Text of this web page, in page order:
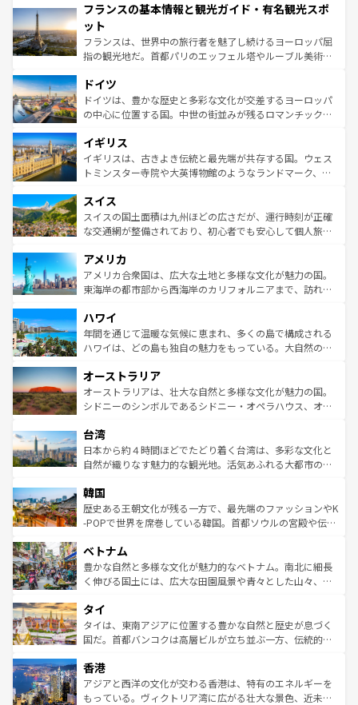
ませてくれるイタリアで、忘れられない旅をしてみよう！
なお、新着のイタリア情報は
しい。
文化が根付くこの国では、情熱的なフラメンコ、熱気あふ
れる闘牛、そして美味しいタパスが生活の一部となってい
る。首都マドリードの洗練された雰囲気や、バルセロナの
アートに溢れた街角から、地方では古代ローマ遺跡や中世
せる。地方によって風土や気候が異なるスペインはその個
性で訪れる人を魅了する。 なお、新着のスペイン情報は コ
ンテンツ一覧を参照してほしい。
フランスの基本情報と観光ガイド・有名観光スポ
ット
フランスは、世界中の旅行者を魅了し続けるヨーロッパ屈
指の観光地だ。首都パリのエッフェル塔やルーブル美術館
で、幅広い魅力が詰まっている。華麗な宮殿、歴史的な大
聖堂、美しいビーチ、そして豊かな自然が、訪れる者を心
から魅了する。また、フランスは美食の国としても知ら
いる。シャンパンの発祥地であるランス、プロヴァンスの
香り高いラベンダー畑など、多彩な楽しみ方が可能だ。さ
らに、パリ以外の地域にも魅力が溢れており、どの街角に
れる地方に足を運ぶとそれぞれで全く異なる文化を体験で
きるだろう。 なお、新着のフランス情報はコンテンツ一覧
を参照してほしい。
ドイツ
ドイツは、豊かな歴史と多彩な文化が交差するヨーロッパ
の中心に位置する国。中世の街並みが残るロマンチック街
顔を持つこの国は、どこを歩いても飽きることがない。ベ
ルリンの文化的活気、バイエルン州のアルプスの絶景、そ
してライン川沿いのワイン畑といった風景は必見。ビール
は、お酒好きな人にはぜひ体験してほしい。 なお、新着の
ドイツ情報はコンテンツ一覧を参照してほしい。
イギリス
イギリスは、古きよき伝統と最先端が共存する国。ウェス
トミンスター寺院や大英博物館のようなランドマーク、歴
リアごとに異なる魅力がある。また、優雅なアフタヌーン
ティー、ビール好きにはたまらない英国パブ、サッカー観
戦など、本場だからこそできる体験も豊富。イギリスを旅
ンツ一覧を参照してほしい。
スイス
スイスの国土面積は九州ほどの広さだが、運行時刻が正確
な交通網が整備されており、初心者でも安心して個人旅行
の建物がそのまま残る町や、スイスならではのユニークな
博物館もあり、アルプス観光だけでなく町歩きも満喫する
ことができる。国民の所得が高いため物価も高いが、旅行
ば市内交通費無料で観光を楽しむこともできる。 なお、新
着のスイス情報はコンテンツ一覧 を参照してほしい。
アメリカ
アメリカ合衆国は、広大な土地と多様な文化が魅力の国。
東海岸の都市部から西海岸のカリフォルニアまで、訪れる
のような巨大都市は、観光、ショッピング、エンターテイ
ンメントが詰まった刺激的なスポットだ。一方、アメリカ
西部には大自然が広がり、グランドキャニオンやイエロー
部のニューオーリンズでは、音楽と美食が融合した独特の
文化が魅力。旅行者はアメリカの各地域で異なる魅力を楽
しみながら、その多様性と豊かな歴史を感じることができ
ならではの贅沢な旅のスタイルだ。 なお、新着のアメリカ
情報はコンテンツ一覧を参照してほしい。
ハワイ
年間を通じて温暖な気候に恵まれ、多くの島で構成される
ハワイは、どの島も独自の魅力をもっている。大自然の神
ワイ島は見逃せない。また、定番の観光地といえばオアフ
島だが、静かな自然を求めるならマウイ島やカウアイ島が
おすすめ。エメラルドグリーンに輝く海をはじめ、豊かな
れるおもてなしの心で訪れる人々を迎えてくれるハワイの
人々、おいしいローカルフードやハワイアンミュージッ
ク、伝統的なフラダンスなど、すべてがハワイの魅力を彩
ワイを、存分に味わってほしい。 なお、新着のハワイ情報
はコンテンツ一覧を参照してほしい。
オーストラリア
オーストラリアは、壮大な自然と多様な文化が魅力の国。
シドニーのシンボルであるシドニー・オペラハウス、オー
リアリーフや大陸中央部にそびえるウルル（エアーズロッ
ク）、タスマニアの美しい原生林やケアンズの熱帯雨林な
ど、見どころがたくさん。また、カフェやワイン、オージ
いる。アクティビティも充実しており、サーフィンやダイ
ビング、ハイキングなど、アウトドア好きにはたまらな
い。オーストラリアの多彩な魅力を存分に味わいつくそ
参照してほしい。
台湾
日本から約４時間ほどでたどり着く台湾は、多彩な文化と
自然が織りなす魅力的な観光地。活気あふれる大都市の台
ン）、静ひつな山岳地帯である台湾東部など、都市の喧騒
と山間の静けさが共存しており、訪れる人に新しい発見と
驚きをもたらしてくれる。また、奥深い台湾の食文化も魅
容にもいいと評判のスイーツなど、バラエティ豊かな料理
が味わえる。 なお、新着の台湾情報は コンテンツ一覧を参
照してほしい。
韓国
歴史ある王朝文化が残る一方で、最先端のファッションやK
-POPで世界を席巻している韓国。首都ソウルの宮殿や伝統
き、地方に足を延ばせば四季折々の自然美を楽しむことが
できる。そして、キムチや焼肉、絶品のストリートフード
まで、さまざまな韓国料理が待っている。夜には、韓国な
リティに包まれながら、韓国の多彩な魅力を心ゆくまで味
わってみてほしい。 なお、新着の韓国情報はコンテンツ一
覧を参照してほしい。
ベトナム
豊かな自然と多様な文化が魅力的なベトナム。南北に細長
く伸びる国土には、広大な田園風景や青々とした山々、世
急速な発展と共に伝統が息づく。ハノイの古い町並みやホ
ーチミン市のフランス統治時代の建物も、独特の雰囲気を
醸し出している。また、バラエティの豊かさとおいしさで
とつ。フォーやバインミー、ベトナムコーヒーなどは、ぜ
ひ現地で味わいたい。どの地域を訪れてもあたたかい人々
が旅行者を迎えてくれるので、きっと忘れられない旅にな
タイ
タイは、東南アジアに位置する豊かな自然と歴史が息づく
国だ。首都バンコクは高層ビルが立ち並ぶ一方、伝統的な
の活気が交差している。北部ではチェンマイなどの山岳地
帯で自然と触れ合い、南部ではプーケットやクラビの美し
いビーチでリゾート気分を楽しむことができる。タイ料理
香港
アジアと西洋の文化が交わる香港は、特有のエネルギーを
もっている。ヴィクトリア湾に広がる壮大な景色、近未来